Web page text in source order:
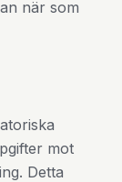
när som
mot
Detta